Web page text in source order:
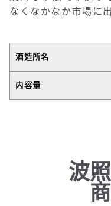
なくなかなか市場に
酒造所名
内容量
波